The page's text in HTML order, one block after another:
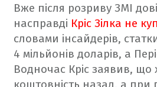
Вже після розриву ЗМІ
насправді Кріс Зілка не
словами інсайдерів,
4 мільйонів доларів, а
Водночас Кріс заявив, що